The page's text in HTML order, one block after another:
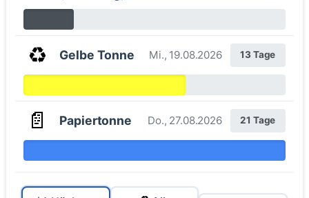
♻️ Gelbe Tonne Mi., 19.08.2026 13 Tage
📄 Papiertonne Do., 27.08.2026 21 Tage